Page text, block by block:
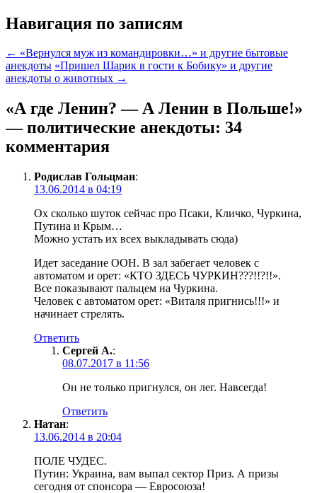
Навигация по записям
← «Вернулся муж из командировки…» и другие бытовые
анекдоты «Пришел Шарик в гости к Бобику» и другие
анекдоты о животных →
«А где Ленин? — А Ленин в Польше!»
— политические анекдоты: 34
комментария
Родислав Гольцман:
13.06.2014 в 04:19
Ох сколько шуток сейчас про Псаки, Кличко, Чуркина,
Путина и Крым…
Можно устать их всех выкладывать сюда)
Идет заседание ООН. В зал забегает человек с
автоматом и орет: «КТО ЗДЕСЬ ЧУРКИН???!!?!!».
Все показывают пальцем на Чуркина.
Человек с автоматом орет: «Виталя пригнись!!!» и
начинает стрелять.
Ответить
Сергей А.:
08.07.2017 в 11:56
Он не только пригнулся, он лег. Навсегда!
Ответить
Натан:
13.06.2014 в 20:04
ПОЛЕ ЧУДЕС.
Путин: Украина, вам выпал сектор Приз. А призы
сегодня от спонсора — Евросоюза!